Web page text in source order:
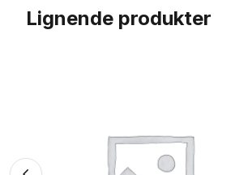
Lignende produkter